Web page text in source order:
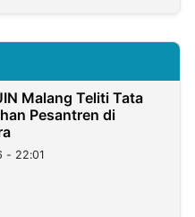
Malang Teliti Tata
Pesantren di
- 22:01